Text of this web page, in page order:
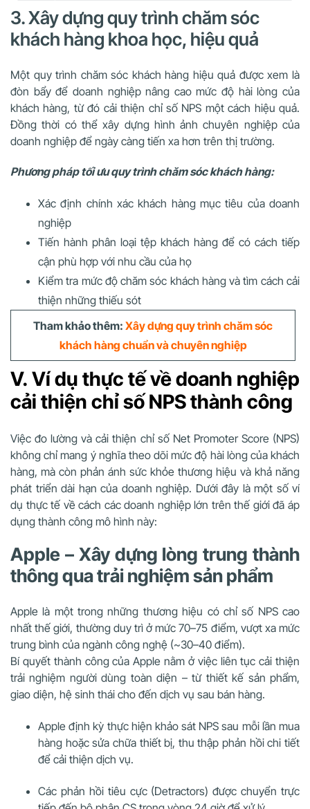
3. Xây dựng quy trình chăm sóc
khách hàng khoa học, hiệu quả
Một quy trình chăm sóc khách hàng hiệu quả được xem là
đòn bẩy để doanh nghiệp nâng cao mức độ hài lòng của
khách hàng, từ đó cải thiện chỉ số NPS một cách hiệu quả.
Đồng thời có thể xây dựng hình ảnh chuyên nghiệp của
doanh nghiệp để ngày càng tiến xa hơn trên thị trường.
Phương pháp tối ưu quy trình chăm sóc khách hàng:
Xác định chính xác khách hàng mục tiêu của doanh
nghiệp
Tiến hành phân loại tệp khách hàng để có cách tiếp
cận phù hợp với nhu cầu của họ
Kiểm tra mức độ chăm sóc khách hàng và tìm cách cải
thiện những thiếu sót
Tham khảo thêm: Xây dựng quy trình chăm sóc
khách hàng chuẩn và chuyên nghiệp
V. Ví dụ thực tế về doanh nghiệp
cải thiện chỉ số NPS thành công
Việc đo lường và cải thiện chỉ số Net Promoter Score (NPS)
không chỉ mang ý nghĩa theo dõi mức độ hài lòng của khách
hàng, mà còn phản ánh sức khỏe thương hiệu và khả năng
phát triển dài hạn của doanh nghiệp. Dưới đây là một số ví
dụ thực tế về cách các doanh nghiệp lớn trên thế giới đã áp
dụng thành công mô hình này:
Apple – Xây dựng lòng trung thành
thông qua trải nghiệm sản phẩm
Apple là một trong những thương hiệu có chỉ số NPS cao
nhất thế giới, thường duy trì ở mức 70–75 điểm, vượt xa mức
trung bình của ngành công nghệ (~30–40 điểm).
Bí quyết thành công của Apple nằm ở việc liên tục cải thiện
trải nghiệm người dùng toàn diện – từ thiết kế sản phẩm,
giao diện, hệ sinh thái cho đến dịch vụ sau bán hàng.
Apple định kỳ thực hiện khảo sát NPS sau mỗi lần mua
hàng hoặc sửa chữa thiết bị, thu thập phản hồi chi tiết
để cải thiện dịch vụ.
Các phản hồi tiêu cực (Detractors) được chuyển trực